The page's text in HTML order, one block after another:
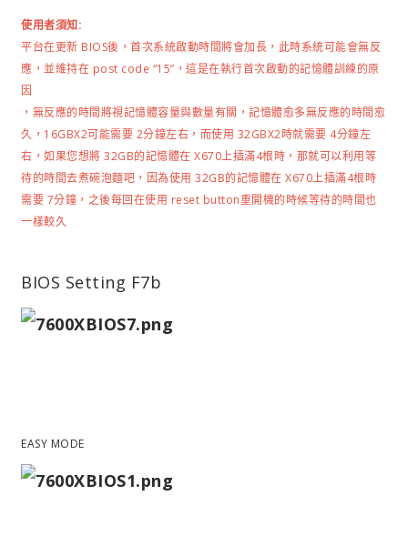
使用者須知:
平台在更新 BIOS後，首次系統啟動時間將會加長，此時系統可能會無反
應，並維持在 post code “15”，這是在執行首次啟動的記憶體訓練的原
因
，無反應的時間將視記憶體容量與數量有關，記憶體愈多無反應的時間愈
久，16GBX2可能需要 2分鐘左右，而使用 32GBX2時就需要 4分鐘左
右，如果您想將 32GB的記憶體在 X670上插滿4根時，那就可以利用等
待的時間去煮碗泡麵吧，因為使用 32GB的記憶體在 X670上插滿4根時
需要 7分鐘， 之後每回在使用 reset button重開機的時候等待的時間也
一樣較久
BIOS Setting F7b
EASY MODE